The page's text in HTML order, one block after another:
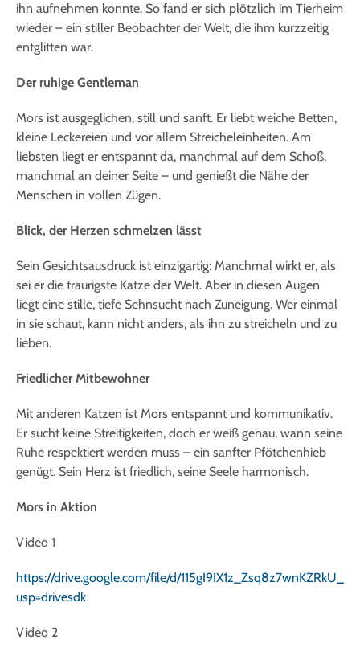
ihn aufnehmen konnte. So fand er sich plötzlich im Tierheim
wieder – ein stiller Beobachter der Welt, die ihm kurzzeitig
entglitten war.
Der ruhige Gentleman
Mors ist ausgeglichen, still und sanft. Er liebt weiche Betten,
kleine Leckereien und vor allem Streicheleinheiten. Am
liebsten liegt er entspannt da, manchmal auf dem Schoß,
manchmal an deiner Seite – und genießt die Nähe der
Menschen in vollen Zügen.
Blick, der Herzen schmelzen lässt
Sein Gesichtsausdruck ist einzigartig: Manchmal wirkt er, als
sei er die traurigste Katze der Welt. Aber in diesen Augen
liegt eine stille, tiefe Sehnsucht nach Zuneigung. Wer einmal
in sie schaut, kann nicht anders, als ihn zu streicheln und zu
lieben.
Friedlicher Mitbewohner
Mit anderen Katzen ist Mors entspannt und kommunikativ.
Er sucht keine Streitigkeiten, doch er weiß genau, wann seine
Ruhe respektiert werden muss – ein sanfter Pfötchenhieb
genügt. Sein Herz ist friedlich, seine Seele harmonisch.
Mors in Aktion
Video 1
https://drive.google.com/file/d/
usp=drivesdk
Video 2